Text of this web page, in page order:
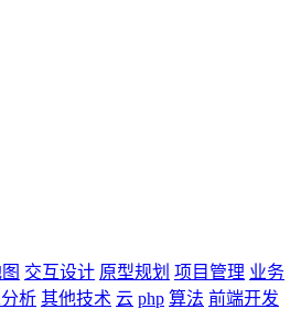
交互设计 原型规划 项目管理 业务
析 其他技术 云 php 算法 前端开发